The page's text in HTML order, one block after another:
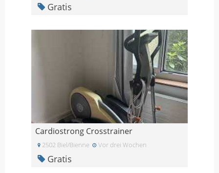
Gratis
Cardiostrong Crosstrainer
2502 Biel/Bienne Vor drei Wochen
Gratis